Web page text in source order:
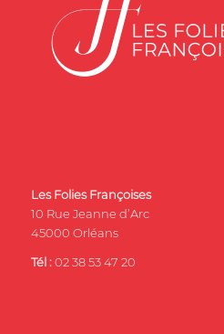
Les Folies Françoises
10 Rue Jeanne d’Arc
45000 Orléans
Tél : 02 38 53 47 20